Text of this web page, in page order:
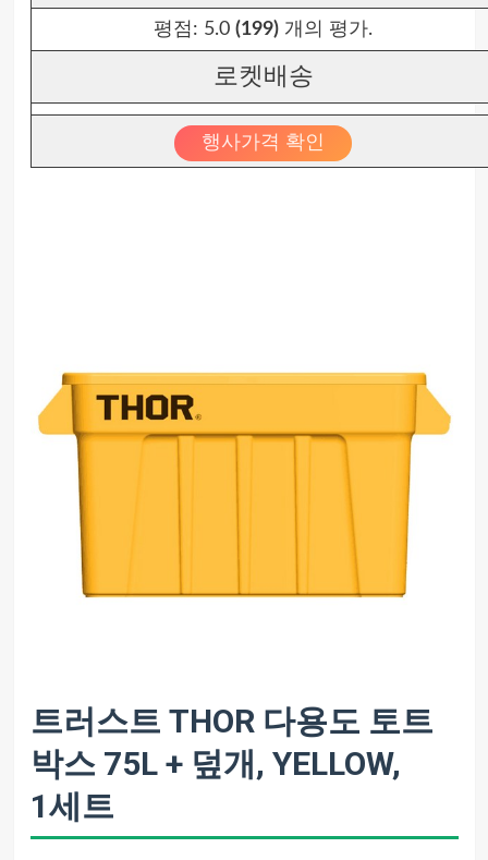
평점: 5.0 (199)개의 평가.
로켓배송
행사가격 확인
트러스트 THOR 다용도 토트
박스 75L + 덮개, YELLOW,
1세트